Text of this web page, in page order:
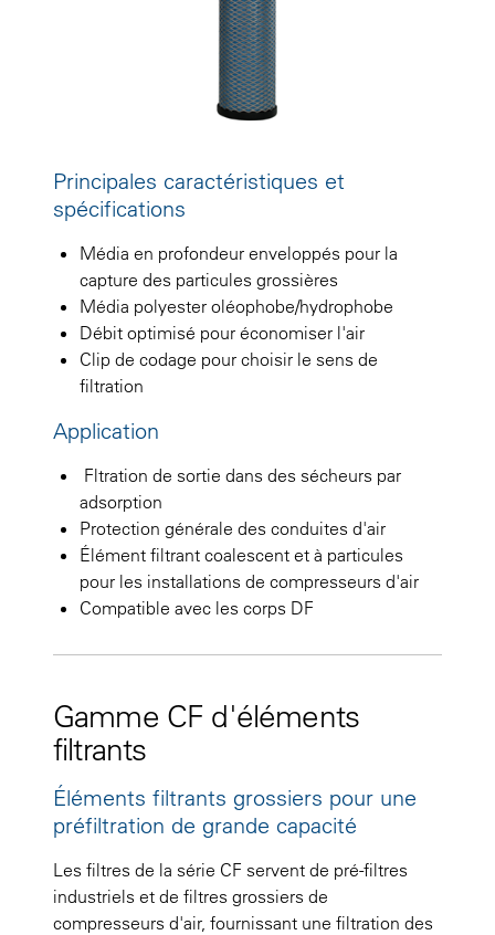
Principales caractéristiques et
spécifications
Média en profondeur enveloppés pour la
capture des particules grossières
Média polyester oléophobe/hydrophobe
Débit optimisé pour économiser l'air
Clip de codage pour choisir le sens de
filtration
Application
Fltration de sortie dans des sécheurs par
adsorption
Protection générale des conduites d'air
Élément filtrant coalescent et à particules
pour les installations de compresseurs d'air
Compatible avec les corps DF
Gamme CF d'éléments
filtrants
Éléments filtrants grossiers pour une
préfiltration de grande capacité
Les filtres de la série CF servent de pré-filtres
industriels et de filtres grossiers de
compresseurs d'air, fournissant une filtration des